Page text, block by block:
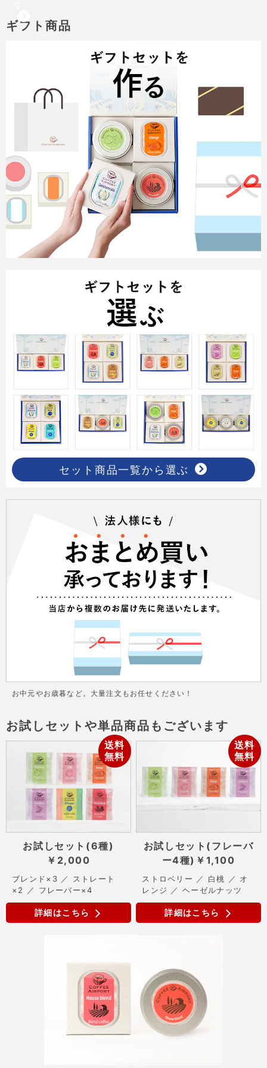
ギフト商品
セット商品一覧から選ぶ
お中元やお歳暮など。大量注文もお任せください！
お試しセットや単品商品もございます
送料
無料
お試しセット(6種)
￥2,000
ブレンド×3 ／ ストレート
×2 ／ フレーバー×4
詳細はこちら
送料
無料
お試しセット(フレーバ
ー4種) ￥1,100
ストロベリー ／ 白桃 ／ オ
レンジ ／ ヘーゼルナッツ
詳細はこちら